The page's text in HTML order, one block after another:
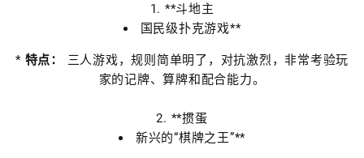
1. **斗地主
国民级扑克游戏**
* 特点：
三人游戏，规则简单明了，对抗激烈，非常考验玩
家的记牌、算牌和配合能力。
2. **掼蛋
新兴的“棋牌之王”**